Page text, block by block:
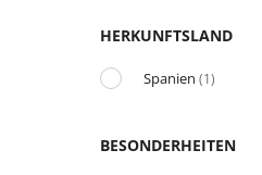
HERKUNFTSLAND
Spanien (1)
BESONDERHEITEN